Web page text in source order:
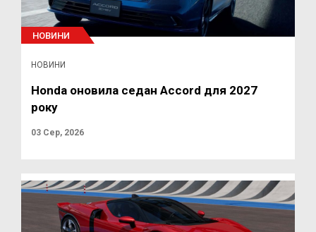
НОВИНИ
НОВИНИ
Honda оновила седан Accord для 2027
року
03 Сер, 2026